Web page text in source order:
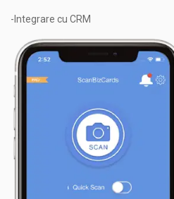
-Integrare cu CRM